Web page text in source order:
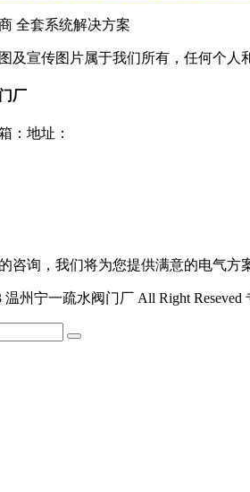
全套系统解决方案
及宣传图片属于我们所有，任何个人
厂
： 地址：
咨询，我们将为您提供满意的电气方
温州宁一疏水阀门厂 All Right Reseved